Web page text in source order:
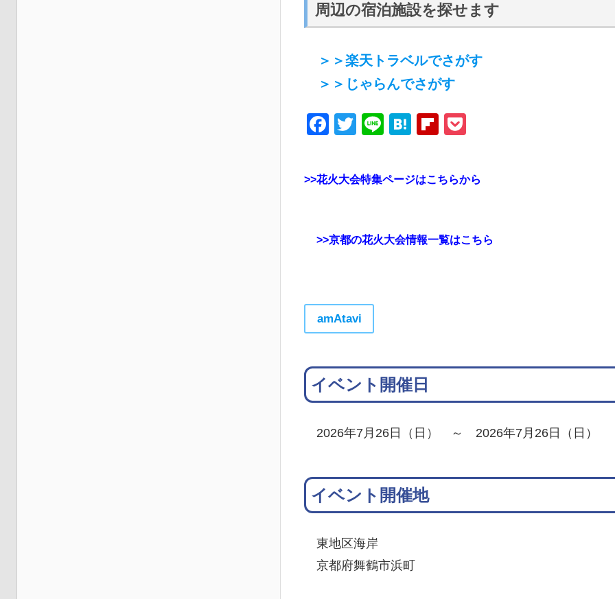
周辺の宿泊施設を探せます
＞＞楽天トラベルでさがす
＞＞じゃらんでさがす
Facebook
Twitter
LineHatenaFlipboard
>>花火大会特集ページはこちらから
>>京都の花火大会情報一覧はこちら
amAtavi
イベント開催日
2026年7月26日（日） ～ 2026年7月26日（日）
イベント開催地
東地区海岸
京都府舞鶴市浜町